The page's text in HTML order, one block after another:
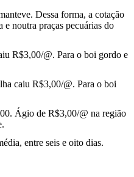
Dessa forma, a cotação
e noutra praças pecuárias do
R$3,00/@. Para o boi gordo e
caiu R$3,00/@. Para o boi
Ágio de R$3,00/@ na região
entre seis e oito dias.